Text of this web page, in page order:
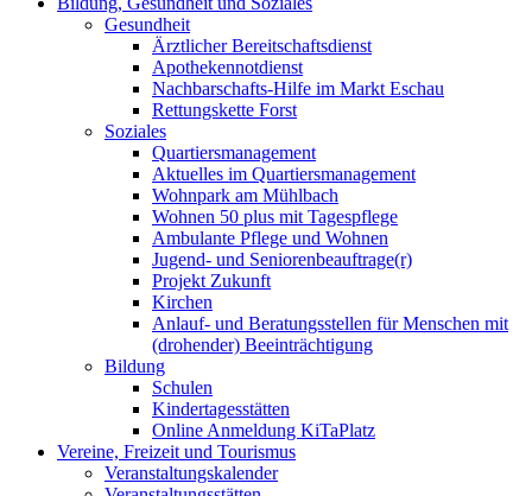
Gesundheit
Ärztlicher Bereitschaftsdienst
Apothekennotdienst
Nachbarschafts-Hilfe im Markt Eschau
Rettungskette Forst
Soziales
Quartiersmanagement
Aktuelles im Quartiersmanagement
Wohnpark am Mühlbach
Wohnen 50 plus mit Tagespflege
Ambulante Pflege und Wohnen
Jugend- und Seniorenbeauftrage(r)
Projekt Zukunft
Kirchen
Anlauf- und Beratungsstellen für Menschen mit
(drohender) Beeinträchtigung
Bildung
Schulen
Kindertagesstätten
Online Anmeldung KiTaPlatz
Vereine, Freizeit und Tourismus
Veranstaltungskalender